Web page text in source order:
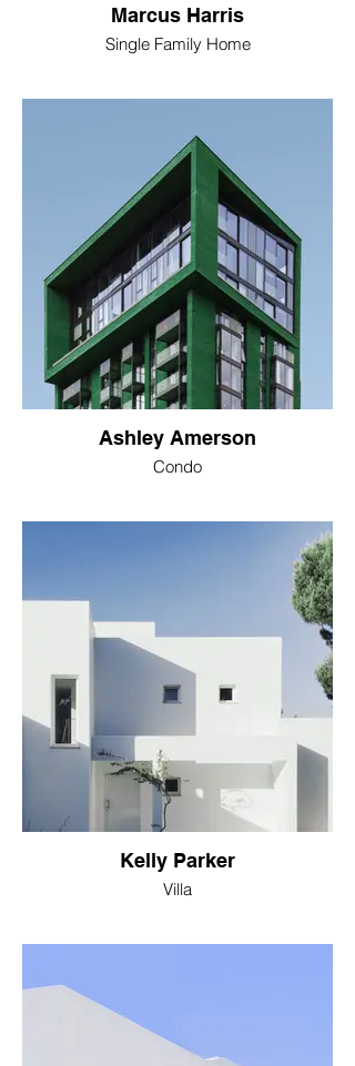
Marcus Harris
Single Family Home
Ashley Amerson
Condo
Kelly Parker
Villa